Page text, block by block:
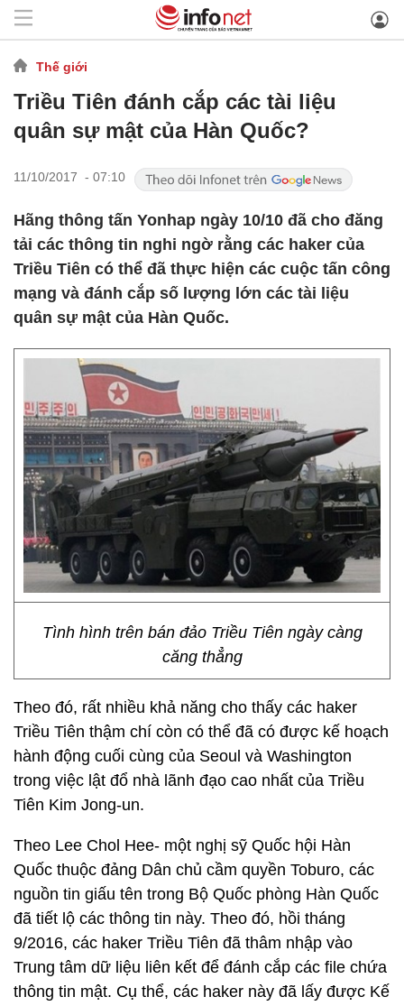
Thế giới
Triều Tiên đánh cắp các tài liệu
quân sự mật của Hàn Quốc?
11/10/2017 - 07:10
Hãng thông tấn Yonhap ngày 10/10 đã cho đăng
tải các thông tin nghi ngờ rằng các haker của
Triều Tiên có thể đã thực hiện các cuộc tấn công
mạng và đánh cắp số lượng lớn các tài liệu
quân sự mật của Hàn Quốc.
Tình hình trên bán đảo Triều Tiên ngày càng
căng thẳng
Theo đó, rất nhiều khả năng cho thấy các haker
Triều Tiên thậm chí còn có thể đã có được kế hoạch
hành động cuối cùng của Seoul và Washington
trong việc lật đổ nhà lãnh đạo cao nhất của Triều
Tiên Kim Jong-un.
Theo Lee Chol Hee- một nghị sỹ Quốc hội Hàn
Quốc thuộc đảng Dân chủ cầm quyền Toburo, các
nguồn tin giấu tên trong Bộ Quốc phòng Hàn Quốc
đã tiết lộ các thông tin này. Theo đó, hồi tháng
9/2016, các haker Triều Tiên đã thâm nhập vào
Trung tâm dữ liệu liên kết để đánh cắp các file chứa
thông tin mật. Cụ thể, các haker này đã lấy được Kế